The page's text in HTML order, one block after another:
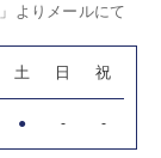
」よりメールにて
土 日 祝
● - -